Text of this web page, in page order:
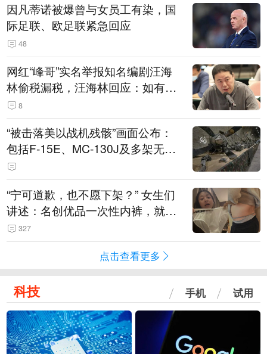
因凡蒂诺被爆曾与女员工有染，国
际足联、欧足联紧急回应
48
网红“峰哥”实名举报知名编剧汪海
林偷税漏税，汪海林回应：如有违
法行为，相关机构自会进行评判和
处理
8
“被击落美以战机残骸”画面公布：
包括F-15E、MC-130J及多架无人
机
“宁可道歉，也不愿下架？” 女生们
讲述：名创优品一次性内裤，就
是“一次性社死”单品？
327
点击查看更多
科技 手机 试用